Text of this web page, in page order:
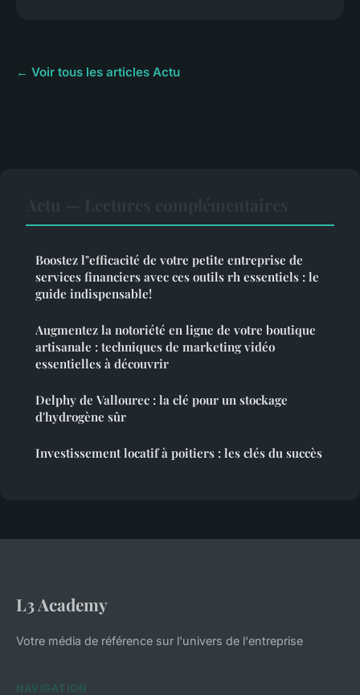
← Voir tous les articles Actu
Boostez l"efficacité de votre petite entreprise de
services financiers avec ces outils rh essentiels : le
guide indispensable!
Augmentez la notoriété en ligne de votre boutique
artisanale : techniques de marketing vidéo
essentielles à découvrir
Delphy de Vallourec : la clé pour un stockage
d'hydrogène sûr
Investissement locatif à poitiers : les clés du succès
L3 Academy
Votre média de référence sur l'univers de l'entreprise
NAVIGATION